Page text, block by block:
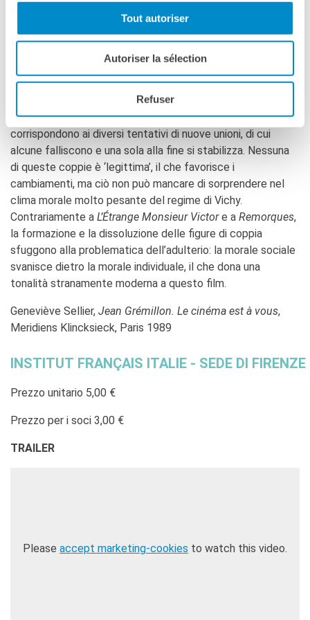
Tout autoriser
Autoriser la sélection
Refuser
composizione di queste figure. […] Tranne l’episodio finale, il
solo evento drammatico ha avuto luogo prima che inizi il
racconto: si apprende che Patrice ha ucciso sua moglie e
di caccia, con la complicità di Christiane. L’intrigo diLumière
può riassumersi in una serie di cambiamenti nella
composizione delle due coppie di partenza; le peripezie
corrispondono ai diversi tentativi di nuove unioni, di cui
alcune falliscono e una sola alla fine si stabilizza. Nessuna
di queste coppie è ‘legittima’, il che favorisce i
cambiamenti, ma ciò non può mancare di sorprendere nel
clima morale molto pesante del regime di Vichy.
Contrariamente a L’Étrange Monsieur Victore a Remorques,
la formazione e la dissoluzione delle figure di coppia
sfuggono alla problematica dell’adulterio: la morale sociale
svanisce dietro la morale individuale, il che dona una
tonalità stranamente moderna a questo film.
Geneviève Sellier, Jean Grémillon. Le cinéma est à vous,
Meridiens Klincksieck, Paris 1989
INSTITUT FRANÇAIS ITALIE - SEDE DI FIRENZE
Prezzo unitario 5,00 €
Prezzo per i soci 3,00 €
TRAILER
Please accept marketing-cookies to watch this video.